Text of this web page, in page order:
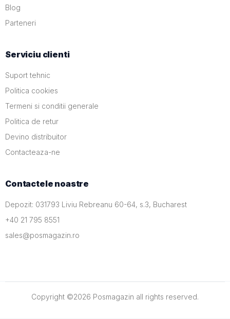
Blog
Parteneri
Serviciu clienti
Suport tehnic
Politica cookies
Termeni si conditii generale
Politica de retur
Devino distribuitor
Contacteaza-ne
Contactele noastre
Depozit: 031793 Liviu Rebreanu 60-64, s.3, Bucharest
+40 21 795 8551
sales@posmagazin.ro
Copyright ©2026 Posmagazin all rights reserved.